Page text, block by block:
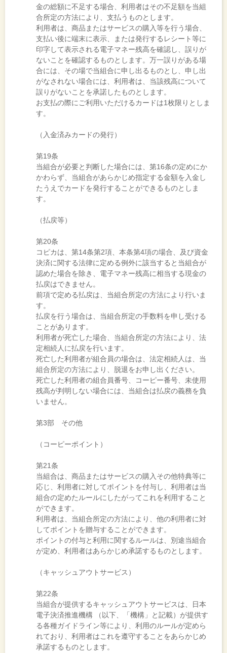
金の総額に不足する場合、利用者はその不足額を当組
合所定の方法により、支払うものとします。
利用者は、商品またはサービスの購入等を行う場合、
支払い後に端末に表示、または発行するレシート等に
印字して表示される電子マネー残高を確認し、誤りが
ないことを確認するものとします。万一誤りがある場
合には、その場で当組合に申し出るものとし、申し出
がなされない場合には、利用者は、当該残高について
誤りがないことを承諾したものとします。
お支払の際にご利用いただけるカードは1枚限りとしま
す。
（入金済みカードの発行）
第19条
当組合が必要と判断した場合には、第16条の定めにか
かわらず、当組合があらかじめ指定する金額を入金し
たうえでカードを発行することができるものとしま
す。
（払戻等）
第20条
コピカは、第14条第2項、本条第4項の場合、及び資金
決済に関する法律に定める例外に該当すると当組合が
認めた場合を除き、電子マネー残高に相当する現金の
払戻はできません。
前項で定める払戻は、当組合所定の方法により行いま
す。
払戻を行う場合は、当組合所定の手数料を申し受ける
ことがあります。
利用者が死亡した場合、当組合所定の方法により、法
定相続人に払戻を行います。
死亡した利用者が組合員の場合は、法定相続人は、当
組合所定の方法により、脱退をお申し出ください。
死亡した利用者の組合員番号、コーピー番号、未使用
残高が判明しない場合には、当組合は払戻の義務を負
いません。
第3部 その他
（コーピーポイント）
第21条
当組合は、商品またはサービスの購入その他特典等に
応じ、利用者に対してポイントを付与し、利用者は当
組合の定めたルールにしたがってこれを利用すること
ができます。
利用者は、当組合所定の方法により、他の利用者に対
してポイントを贈与することができます。
ポイントの付与と利用に関するルールは、別途当組合
が定め、利用者はあらかじめ承諾するものとします。
（キャッシュアウトサービス）
第22条
当組合が提供するキャッシュアウトサービスは、日本
電子決済推進機構 （以下、「機構」と記載）が提供す
る各種ガイドライン等により、利用のルールが定めら
れており、利用者はこれを遵守することをあらかじめ
承諾するものとします。